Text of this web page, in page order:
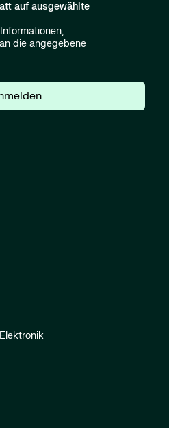
auf ausgewählte
die angegebene